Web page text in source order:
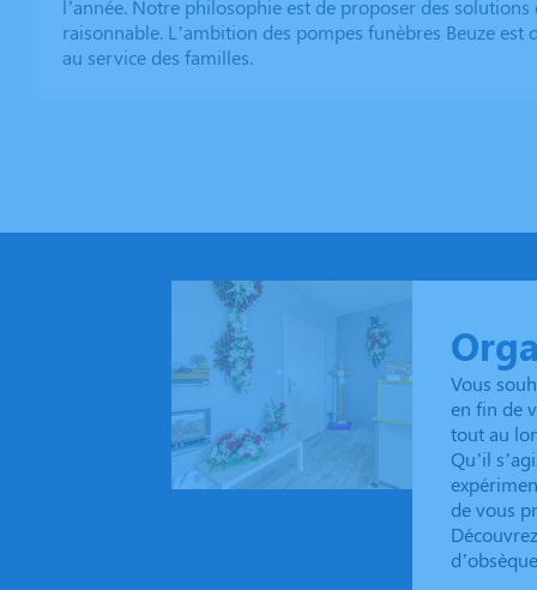
l’année. Notre philosophie est de proposer des
raisonnable. L’ambition des pompes funèbres Beuze est
au service des familles.
Vous
en fin de
tout au
Qu’il
de vous